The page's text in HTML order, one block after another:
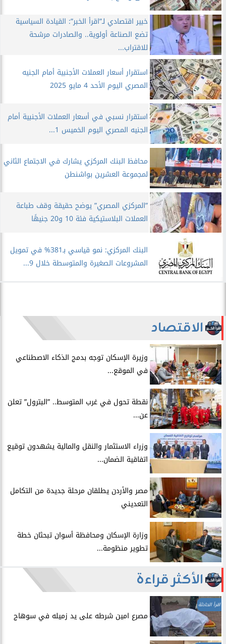
خبير اقتصادي لـ”اقرأ الخبر”: القيادة السياسية
تضع الصناعة أولوية.. والصادرات مرشحة
للاقتراب...
استقرار أسعار العملات الأجنبية أمام الجنيه
المصري اليوم الأحد 4 مايو 2025
استقرار نسبي في أسعار العملات الأجنبية أمام
الجنيه المصري اليوم الخميس 1...
محافظ البنك المركزي يشارك في الاجتماع الثاني
لمجموعة العشرين بواشنطن
”المركزي المصري” يوضح حقيقة وقف طباعة
العملات البلاستيكية فئة 10 و20 جنيهًا
البنك المركزي: نمو قياسي بـ381% في تمويل
المشروعات الصغيرة والمتوسطة خلال 9...
الاقتصاد
​وزيرة الإسكان توجه بدمج الذكاء الاصطناعي
في الموقع...
​نقطة تحول في غرب المتوسط.. ”البترول” تعلن
عن...
​وزراء الاستثمار والنقل والمالية يشهدون توقيع
اتفاقية الضمان...
​مصر والأردن يطلقان مرحلة جديدة من التكامل
التعديني
وزارة الإسكان ومحافظة أسوان تبحثان خطة
تطوير منظومة...
الأكثر قراءة
اقرأ الحادثة
مصرع امين شرطه على يد زميله في سوهاج